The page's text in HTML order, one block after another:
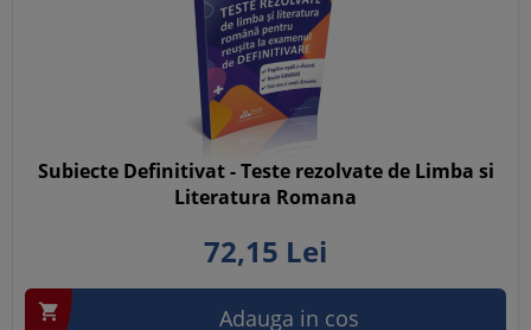
Subiecte Definitivat - Teste rezolvate de Limba si
Literatura Romana
72,15 Lei
 Adauga in cos